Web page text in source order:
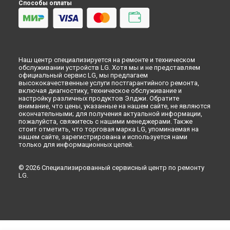
Способы оплаты
Наш центр специализируется на ремонте и техническом
обслуживании устройств LG. Хотя мы и не представляем
официальный сервис LG, мы предлагаем
высококачественные услуги постгарантийного ремонта,
включая диагностику, техническое обслуживание и
настройку различных продуктов Элджи. Обратите
внимание, что цены, указанные на нашем сайте, не являются
окончательными; для получения актуальной информации,
пожалуйста, свяжитесь с нашими менеджерами. Также
стоит отметить, что торговая марка LG, упоминаемая на
нашем сайте, зарегистрирована и используется нами
только для информационных целей.
© 2026 Специализированный сервисный центр по ремонту
LG.